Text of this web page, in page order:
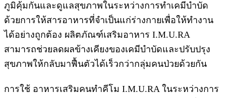
ภูมิคุ้มกันและดูแลสุขภาพในระหว่างการทำเคมีบำบัด
ด้วยการให้สารอาหารที่จำเป็นแก่ร่างกายเพื่อให้ทำงาน
ได้อย่างถูกต้อง ผลิตภัณฑ์เสริมอาหาร I.M.U.RA
สามารถช่วยลดผลข้างเคียงของเคมีบำบัดและปรับปรุง
สุขภาพให้กลับมาฟื้นตัวได้เร็วกว่ากลุ่มคนป่วยด้วยกัน
การใช้ อาหารเสริมคนทำคีโม I.M.U.RA ในระหว่างการ